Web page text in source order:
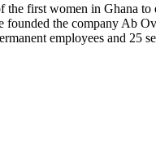
the first women in Ghana to
founded the company Ab
employees and 25